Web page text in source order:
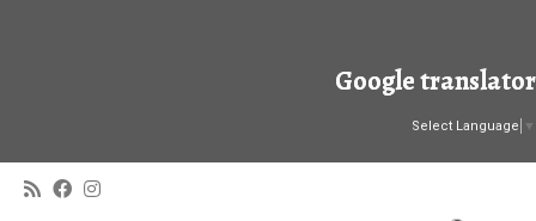
Google translator
Select Language ▼